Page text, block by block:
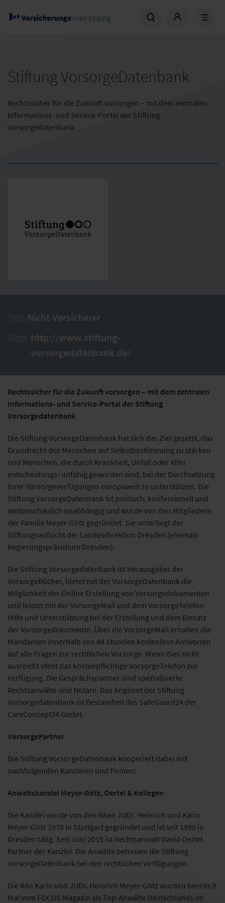
Stiftung VorsorgeDatenbank
Rechtssicher für die Zukunft vorsorgen – mit dem zentralen
Informations- und Service-Portal der Stiftung
Vorsorgedatenbank
Typ: Nicht-Versicherer
Web: http://www.stiftung-
vorsorgedatenbank.de/
Rechtssicher für die Zukunft vorsorgen – mit dem zentralen
Informations- und Service-Portal der Stiftung
Vorsorgedatenbank
Die Stiftung VorsorgeDatenbank hat sich das Ziel gesetzt, das
Grundrecht des Menschen auf Selbstbestimmung zu stärken
und Menschen, die durch Krankheit, Unfall oder Alter
entscheidungs- unfähig geworden sind, bei der Durchsetzung
Ihrer Vorsorgeverfügungen europaweit zu unterstützen. Die
Stiftung VorsorgeDatenbank ist politisch, konfessionell und
weltanschaulich unabhängig und wurde von den Mitgliedern
der Familie Meyer-Götz gegründet. Sie unterliegt der
Stiftungsaufsicht der Landesdirektion Dresden (ehemals
Regierungspräsidium Dresden).
Die Stiftung Vorsorgedatenbank ist Herausgeber der
VorsorgeBücher, bietet mit der VorsorgeDatenbank die
Möglichkeit der Online Erstellung von Vorsorgedokumenten
und leistet mit der VorsorgeMail und dem VorsorgeTelefon
Hilfe und Unterstützung bei der Erstellung und dem Einsatz
der Vorsorgedokumente. Über die VorsorgeMail erhalten die
Mandanten innerhalb von 48 Stunden kostenlose Antworten
auf alle Fragen zur rechtlichen Vorsorge. Wenn dies nicht
ausreicht steht das kostenpflichtige VorsorgeTelefon zur
Verfügung. Die Gesprächspartner sind spezialisierte
Rechtsanwälte und Notare. Das Angebot der Stiftung
Vorsorgedatenbank ist Bestandteil des SafeGuard24 der
CareConcept24 GmbH.
VorsorgePartner
Die Stiftung VorsorgeDatenbank kooperiert dabei mit
nachfolgenden Kanzleien und Firmen:
Anwaltskanzlei Meyer-Götz, Oertel & Kollegen
Die Kanzlei wurde von den RAen JUDr. Heinrich und Karin
Meyer-Götz 1978 in Stuttgart gegründet und ist seit 1990 in
Dresden tätig. Seit Juni 2015 ist Rechtsanwalt David Oertel
Partner der Kanzlei. Die Anwälte betreuen die Stiftung
VorsorgeDatenbank bei den rechtlichen Verfügungen.
Die RAe Karin und JUDr. Heinrich Meyer-Götz wurden bereits 8
Mal vom FOCUS Magazin als Top-Anwälte Deutschlands im